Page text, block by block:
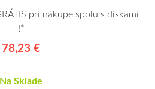
pri nákupe spolu s diskami
!*
78,23 €
Na Sklade